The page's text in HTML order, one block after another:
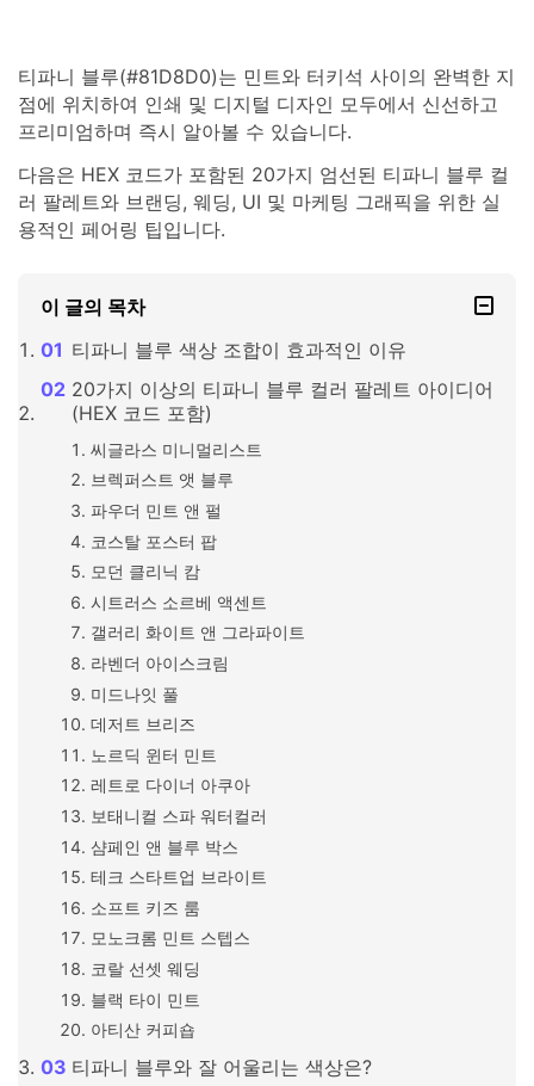
티파니 블루(#81D8D0)는 민트와 터키석 사이의 완벽한 지
점에 위치하여 인쇄 및 디지털 디자인 모두에서 신선하고
프리미엄하며 즉시 알아볼 수 있습니다.
다음은 HEX 코드가 포함된 20가지 엄선된 티파니 블루 컬
러 팔레트와 브랜딩, 웨딩, UI 및 마케팅 그래픽을 위한 실
용적인 페어링 팁입니다.
이 글의 목차
티파니 블루 색상 조합이 효과적인 이유
20가지 이상의 티파니 블루 컬러 팔레트 아이디어
(HEX 코드 포함)
씨글라스 미니멀리스트
브렉퍼스트 앳 블루
파우더 민트 앤 펄
코스탈 포스터 팝
모던 클리닉 캄
시트러스 소르베 액센트
갤러리 화이트 앤 그라파이트
라벤더 아이스크림
미드나잇 풀
데저트 브리즈
노르딕 윈터 민트
레트로 다이너 아쿠아
보태니컬 스파 워터컬러
샴페인 앤 블루 박스
테크 스타트업 브라이트
소프트 키즈 룸
모노크롬 민트 스텝스
코랄 선셋 웨딩
블랙 타이 민트
아티산 커피숍
티파니 블루와 잘 어울리는 색상은?